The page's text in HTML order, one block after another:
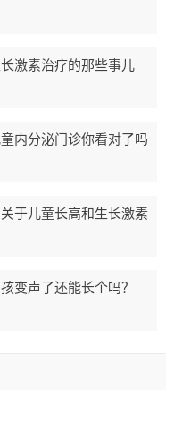
激素治疗的那些事儿
内分泌门诊你看对了吗
于儿童长高和生长激素
变声了还能长个吗？